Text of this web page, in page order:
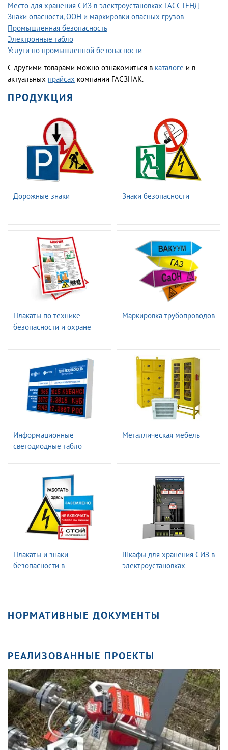
Место для хранения СИЗ в электроустановках ГАССТЕНД
Знаки опасности, ООН и маркировки опасных грузов
Промышленная безопасность
Электронные табло
Услуги по промышленной безопасности
С другими товарами можно ознакомиться в каталоге и в
актуальных прайсах компании ГАСЗНАК.
ПРОДУКЦИЯ
Дорожные знаки Знаки безопасности
Плакаты по технике
безопасности и охране
Маркировка трубопроводов
Информационные
светодиодные табло
Металлическая мебель
Плакаты и знаки
безопасности в
Шкафы для хранения СИЗ в
электроустановках
НОРМАТИВНЫЕ ДОКУМЕНТЫ
РЕАЛИЗОВАННЫЕ ПРОЕКТЫ